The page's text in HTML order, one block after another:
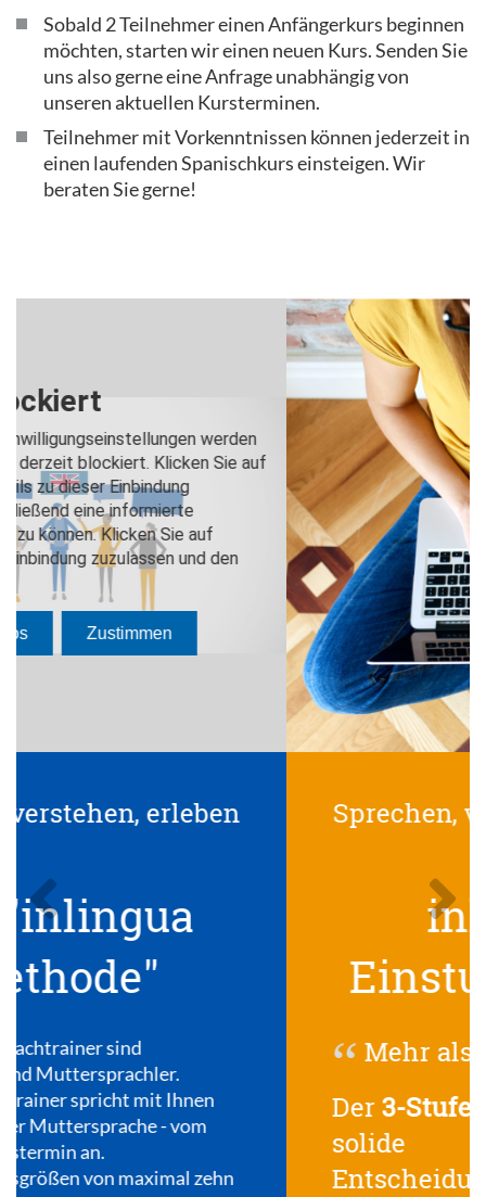
Sobald 2 Teilnehmer einen Anfängerkurs beginnen
möchten, starten wir einen neuen Kurs. Senden Sie
uns also gerne eine Anfrage unabhängig von
unseren aktuellen Kursterminen.
Teilnehmer mit Vorkenntnissen können jederzeit in
einen laufenden Spanischkurs einsteigen. Wir
beraten Sie gerne!
Sprechen, verstehen, erleben
inlingua
Einstufungstest
Mehr als
Stufung
Der3-Stufen-Test
für eine
solide
Entscheidungsgrundlage
Previous Next